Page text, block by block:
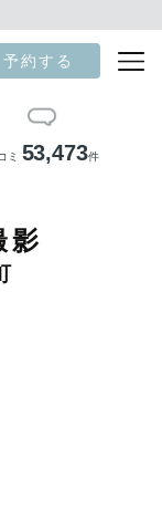
予約する
ミ 53,473件
影